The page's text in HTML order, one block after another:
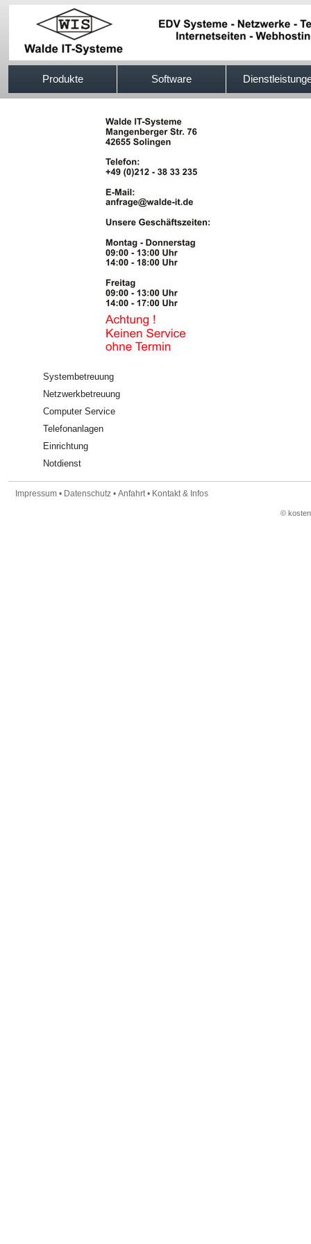
Produkte Software
Systembetreuung
Netzwerkbetreuung
Computer Service
Telefonanlagen
Einrichtung
Notdienst
Impressum • Datenschutz • Anfahrt• Kontakt & Infos
©